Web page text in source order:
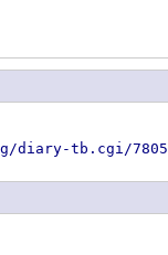
diary-tb.cgi/7805